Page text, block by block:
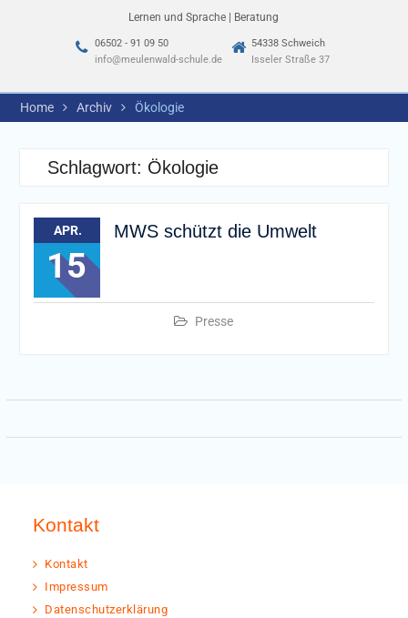
Lernen und Sprache | Beratung
06502 - 91 09 50
info@meulenwald-schule.de
54338 Schweich
Isseler Straße 37
Home Archiv Ökologie
Schlagwort: Ökologie
APR.
15
MWS schützt die Umwelt
Presse
Kontakt
Kontakt
Impressum
Datenschutzerklärung